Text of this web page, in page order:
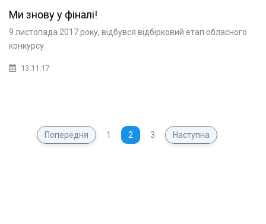
Ми знову у фіналі!
9 листопада 2017 року, відбувся відбірковий етап обласного
конкурсу
13.11.17
Попередня 1 2 3 Наступна